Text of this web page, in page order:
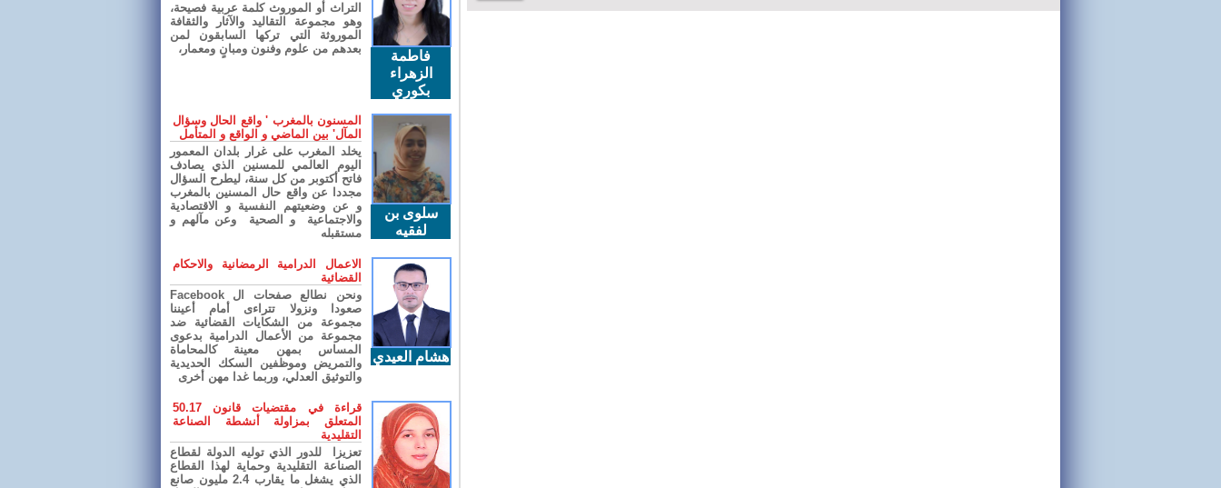
فاطمة
الزهراء
بكوري
التراث أو الموروث كلمة عربية فصيحة،
وهو مجموعة التقاليد والآثار والثقافة
الموروثة التي تركها السابقون لمن
بعدهم من علوم وفنون ومبانٍ ومعمار،
سلوى بن
لفقيه
المسنون بالمغرب ' واقع الحال وسؤال
المآل' بين الماضي و الواقع و المتأمل
يخلد المغرب على غرار بلدان المعمور
اليوم العالمي للمسنين الذي يصادف
فاتح أكتوبر من كل سنة، ليطرح السؤال
مجددا عن واقع حال المسنين بالمغرب
و عن وضعيتهم النفسية و الاقتصادية
والاجتماعية و الصحية وعن مآلهم و
مستقبله
هشام العيدي
الاعمال الدرامية الرمضانية والاحكام
القضائية
ونحن نطالع صفحات ال Facebook
صعودا ونزولا تتراءى أمام أعيننا
مجموعة من الشكايات القضائية ضد
مجموعة من الأعمال الدرامية بدعوى
المساس بمهن معينة كالمحاماة
والتمريض وموظفين السكك الحديدية
والتوثيق العدلي، وربما غدا مهن أخرى
قراءة في مقتضيات قانون 50.17
المتعلق بمزاولة أنشطة الصناعة
التقليدية
تعزيزا للدور الذي توليه الدولة لقطاع
الصناعة التقليدية وحماية لهذا القطاع
الذي يشغل ما يقارب 2.4 مليون صانع